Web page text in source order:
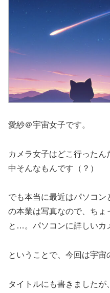
愛紗＠宇宙女子です。
カメラ女子はどこ行った
中そんなもんです（？）
でも本当に最近はパソコ
の本業は写真なので、ちょ
と…。パソコンに詳しいカ
ということで、今回は宇宙
タイトルにも書きましたが